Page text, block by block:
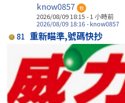
know0857 包
2026/08/09 18:15 -1 小時前
2026/08/09 18:16 - know0857
81 重新瞄準,號碼快抄